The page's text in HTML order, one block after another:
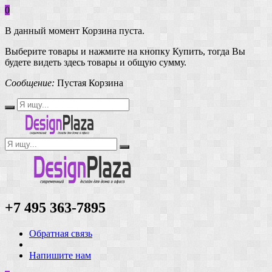
0
В данный момент Корзина пуста.
Выберите товары и нажмите на кнопку Купить, тогда Вы
будете видеть здесь товары и общую сумму.
Сообщение: Пустая Корзина
+7 495 363-7895
Обратная связь
Напишите нам